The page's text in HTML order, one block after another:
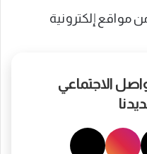
مواقع إلكترونية
الاجتماعي